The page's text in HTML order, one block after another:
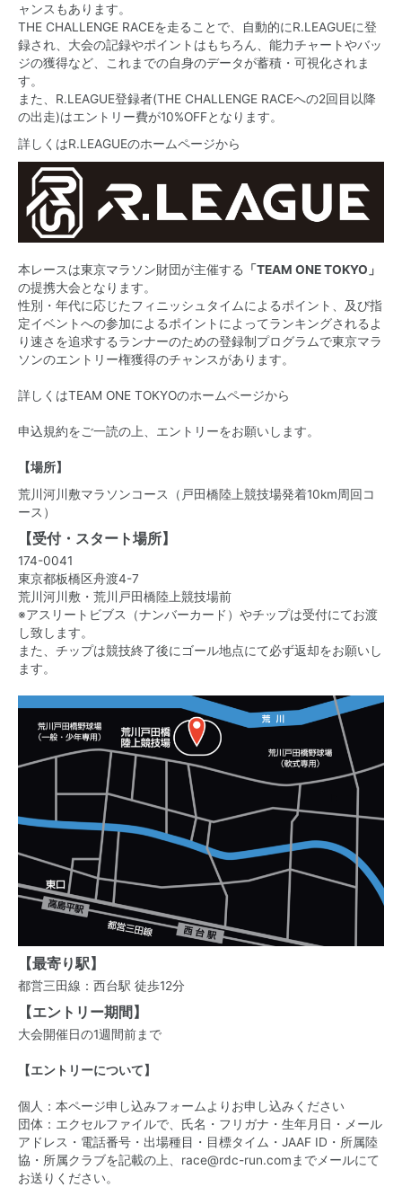
ャンスもあります。
THE CHALLENGE RACEを走ることで、自動的にR.LEAGUEに登
録され、大会の記録やポイントはもちろん、能力チャートやバッ
ジの獲得など、これまでの自身のデータが蓄積・可視化されま
す。
また、R.LEAGUE登録者(THE CHALLENGE RACEへの2回目以降
の出走)はエントリー費が10%OFFとなります。
詳しくはR.LEAGUEのホームページから
本レースは東京マラソン財団が主催する
「TEAM ONE TOKYO」
の提携大会となります。
性別・年代に応じたフィニッシュタイムによるポイント、及び指
定イベントへの参加によるポイントによってランキングされるよ
り速さを追求するランナーのための登録制プログラムで東京マラ
ソンのエントリー権獲得のチャンスがあります。
詳しくはTEAM ONE TOKYOのホームページから
申込規約をご一読の上、エントリーをお願いします。
【場所】
荒川河川敷マラソンコース（戸田橋陸上競技場発着10km周回コ
ース）
【受付・スタート場所】
174-0041
東京都板橋区舟渡4-7
荒川河川敷・荒川戸田橋陸上競技場前
※アスリートビブス（ナンバーカード）やチップは受付にてお渡
し致します。
また、チップは競技終了後にゴール地点にて必ず返却をお願いし
ます。
【最寄り駅】
都営三田線：西台駅 徒歩12分
【エントリー期間】
大会開催日の1週間前まで
【エントリーについて】
個人：本ページ申し込みフォームよりお申し込みください
団体：エクセルファイルで、氏名・フリガナ・生年月日・メール
アドレス・電話番号・出場種目・目標タイム・JAAF ID・所属陸
協・所属クラブを記載の上、race@rdc-run.comまでメールにて
お送りください。